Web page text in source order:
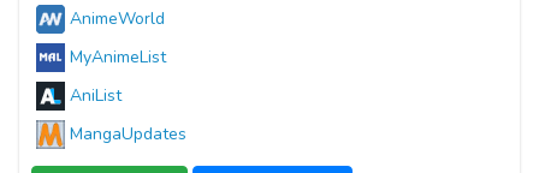
AnimeWorld
MyAnimeList
AniList
MangaUpdates